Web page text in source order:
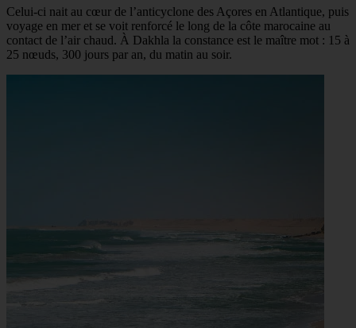
Celui-ci nait au cœur de l’anticyclone des Açores en Atlantique, puis
voyage en mer et se voit renforcé le long de la côte marocaine au
contact de l’air chaud. À Dakhla la constance est le maître mot : 15 à
25 nœuds, 300 jours par an, du matin au soir.